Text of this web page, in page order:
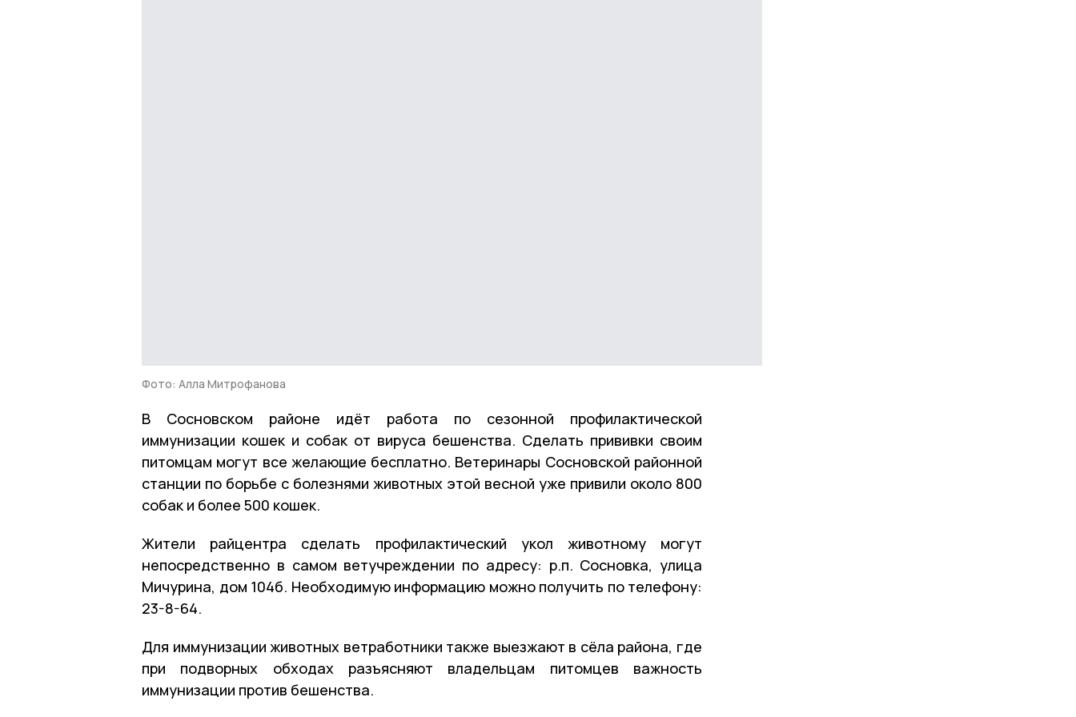
Фото: Алла Митрофанова
В Сосновском районе идёт работа по сезонной профилактической
иммунизации кошек и собак от вируса бешенства. Сделать прививки своим
питомцам могут все желающие бесплатно. Ветеринары Сосновской районной
станции по борьбе с болезнями животных этой весной уже привили около 800
собак и более 500 кошек.
Жители райцентра сделать профилактический укол животному могут
непосредственно в самом ветучреждении по адресу: р.п. Сосновка, улица
Мичурина, дом 104б. Необходимую информацию можно получить по телефону:
23-8-64.
Для иммунизации животных ветработники также выезжают в сёла района, где
при подворных обходах разъясняют владельцам питомцев важность
иммунизации против бешенства.